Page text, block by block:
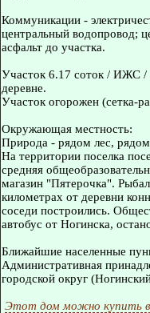
Коммуникации -
центральный водопровод;
асфальт до участка.
Участок 6.17 соток / ИЖС /
деревне.
Участок огорожен (сетка-
Окружающая местность:
Природа - рядом лес,
На территории поселка
средняя
магазин "Пятерочка".
километрах от деревни
соседи построились.
автобус от Ногинска,
Ближайшие населенные
Административная
городской округ
Этот дом можно купить